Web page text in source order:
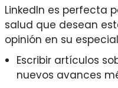
LinkedIn es perfecta
salud que desean
opinión en su
Escribir artículos
nuevos avances